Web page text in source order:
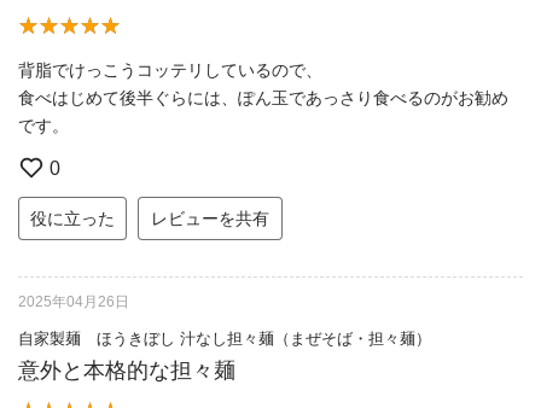
背脂でけっこうコッテリしているので、
食べはじめて後半ぐらには、ぽん玉であっさり食べるのがお勧め
です。
0
役に立った レビューを共有
2025年04月26日
自家製麺 ほうきぼし 汁なし担々麺（まぜそば・担々麺）
意外と本格的な担々麺